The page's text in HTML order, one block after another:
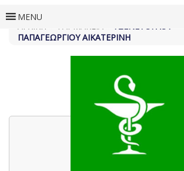
MENU
ΠΑΠΑΓΕΩΡΓΊΟΥ ΑΙΚΑΤΕΡΊΝΗ